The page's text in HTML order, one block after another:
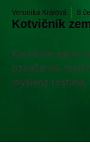
Veronika Králová 8
Kotvičník
Kotvičník zemní
označením
myšlena